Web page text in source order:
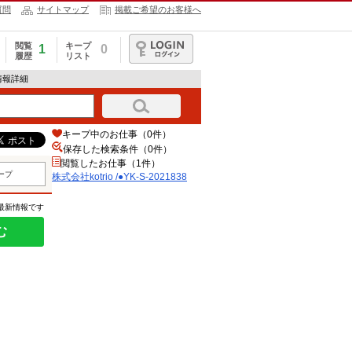
問 サイトマップ 掲載ご希望のお客様へ
閲覧
履歴
1
キープ
リスト
0
ログイン
報詳細
プ
新情報です
キープ中のお仕事（0件）
保存した検索条件（0件）
閲覧したお仕事（1件）
株式会社kotrio /●YK-S-2021838